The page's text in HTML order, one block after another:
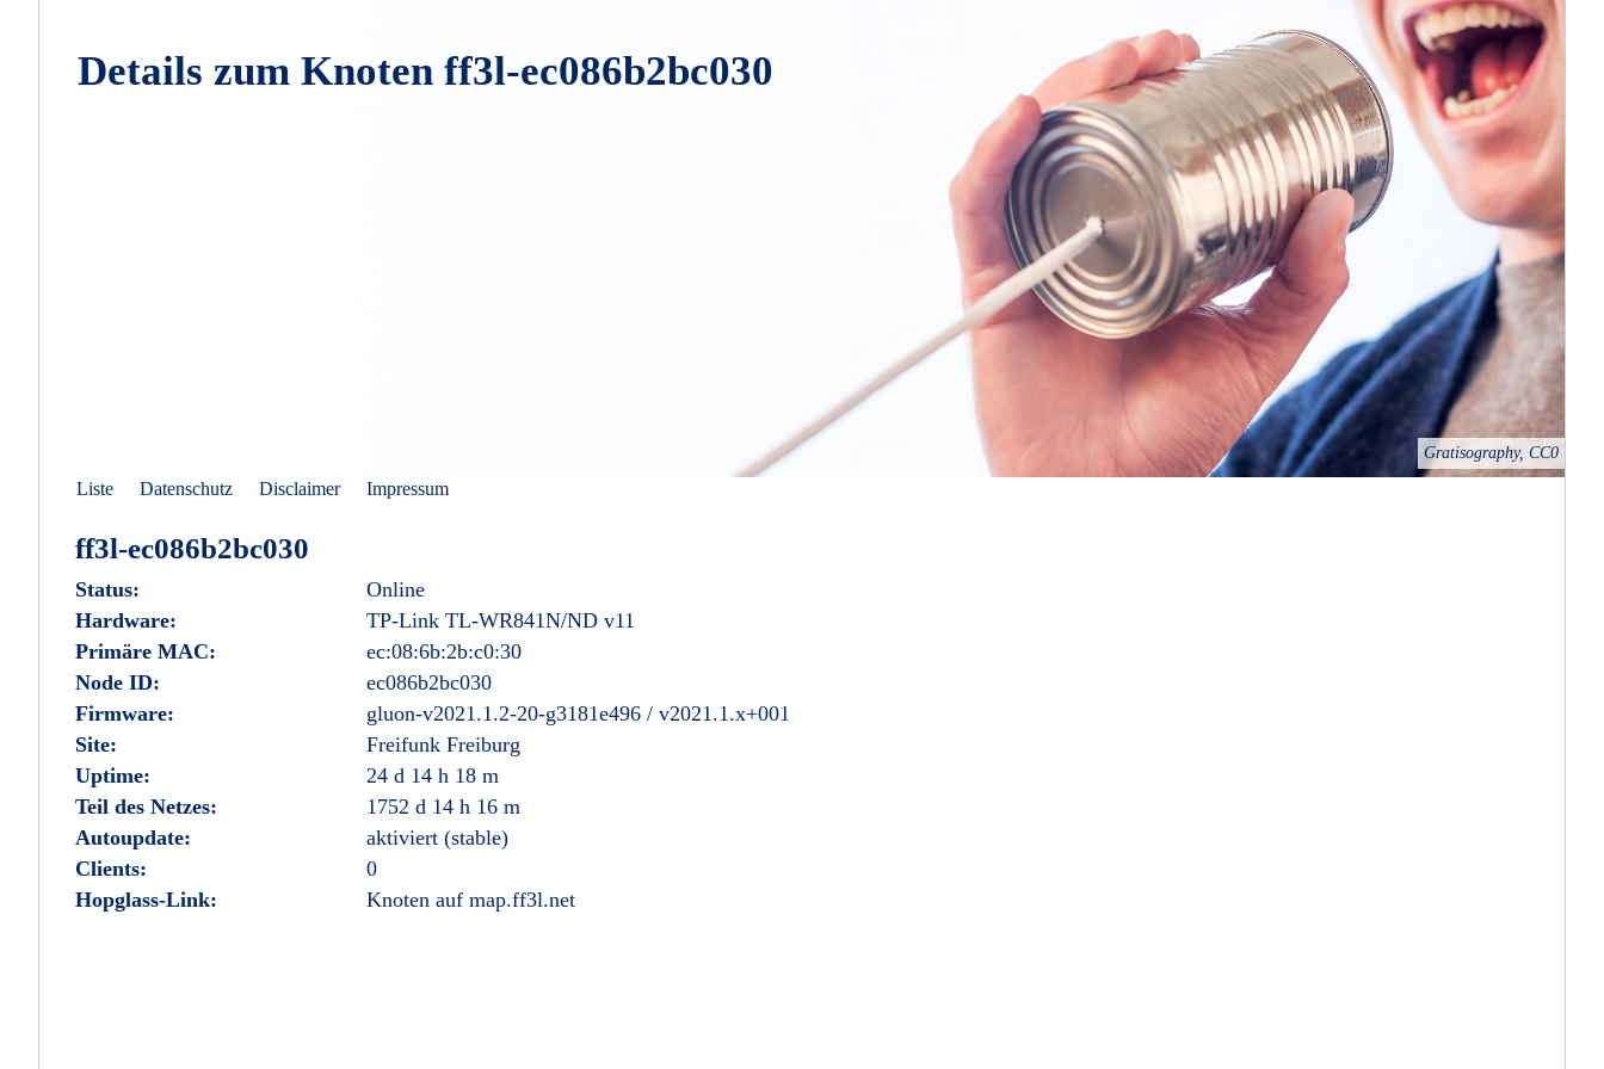
Details zum Knoten ff3l-ec086b2bc030
Gratisography, CC0
Liste Datenschutz Disclaimer Impressum
ff3l-ec086b2bc030
Status:
Online
Hardware:
TP-Link TL-WR841N/ND v11
Primäre MAC:
ec:08:6b:2b:c0:30
Node ID:
ec086b2bc030
Firmware:
gluon-v2021.1.2-20-g3181e496 / v2021.1.x+001
Site:
Freifunk Freiburg
Uptime:
24 d 14 h 18 m
Teil des Netzes:
1752 d 14 h 16 m
Autoupdate:
aktiviert (stable)
Clients:
0
Hopglass-Link:
Knoten auf map.ff3l.net